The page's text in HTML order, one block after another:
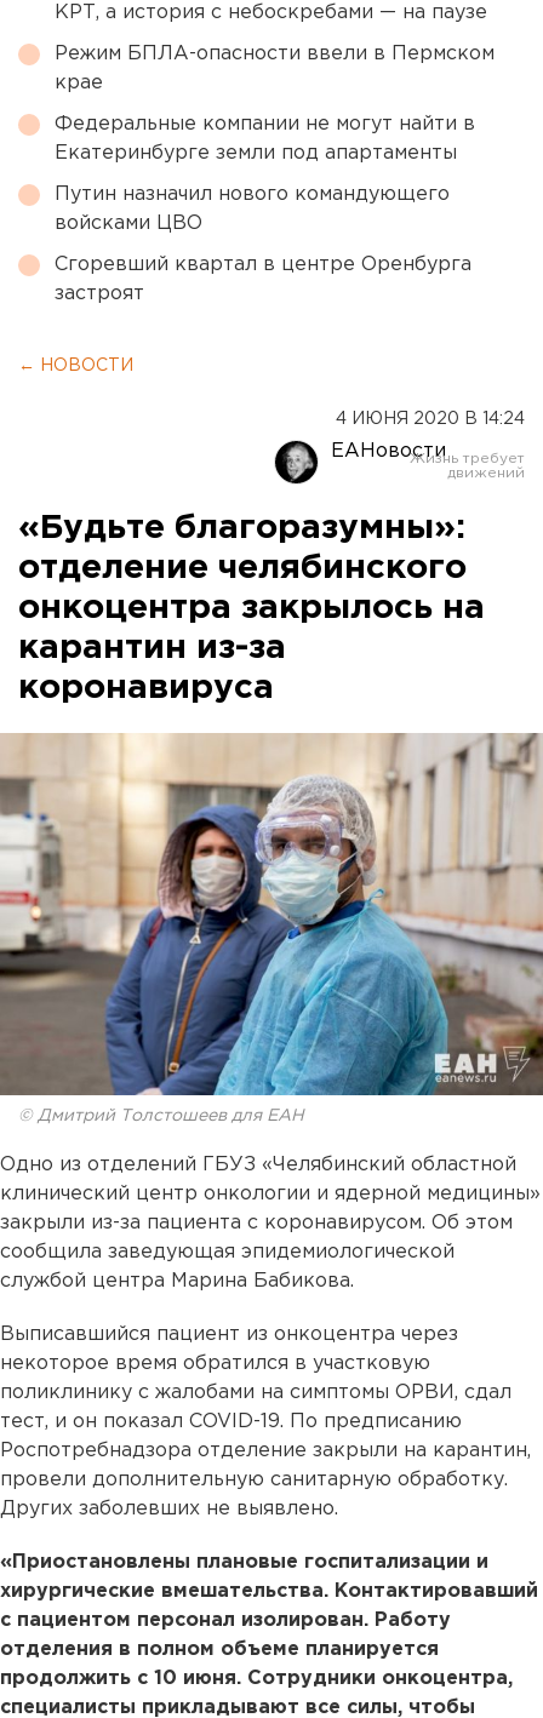
КРТ, а история с небоскребами — на паузе
Режим БПЛА-опасности ввели в Пермском
крае
Федеральные компании не могут найти в
Екатеринбурге земли под апартаменты
Путин назначил нового командующего
войсками ЦВО
Сгоревший квартал в центре Оренбурга
застроят
← НОВОСТИ
4 ИЮНЯ 2020 В 14:24
ЕАНовости
«Будьте благоразумны»:
отделение челябинского
онкоцентра закрылось на
карантин из-за
коронавируса
© Дмитрий Толстошеев для ЕАН
Одно из отделений ГБУЗ «Челябинский областной
клинический центр онкологии и ядерной медицины»
закрыли из-за пациента с коронавирусом. Об этом
сообщила заведующая эпидемиологической
службой центра Марина Бабикова.
Выписавшийся пациент из онкоцентра через
некоторое время обратился в участковую
поликлинику с жалобами на симптомы ОРВИ, сдал
тест, и он показал COVID-19. По предписанию
Роспотребнадзора отделение закрыли на карантин,
провели дополнительную санитарную обработку.
Других заболевших не выявлено.
«Приостановлены плановые госпитализации и
хирургические вмешательства. Контактировавший
с пациентом персонал изолирован. Работу
отделения в полном объеме планируется
продолжить с 10 июня. Сотрудники онкоцентра,
специалисты прикладывают все силы, чтобы